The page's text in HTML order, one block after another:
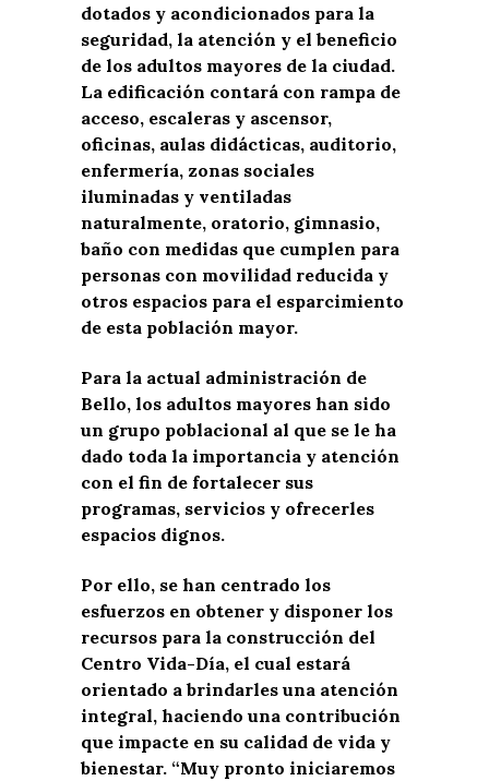
dotados y acondicionados para la
seguridad, la atención y el beneficio
de los adultos mayores de la ciudad.
La edificación contará con rampa de
acceso, escaleras y ascensor,
oficinas, aulas didácticas, auditorio,
enfermería, zonas sociales
iluminadas y ventiladas
naturalmente, oratorio, gimnasio,
baño con medidas que cumplen para
personas con movilidad reducida y
otros espacios para el esparcimiento
de esta población mayor.
Para la actual administración de
Bello, los adultos mayores han sido
un grupo poblacional al que se le ha
dado toda la importancia y atención
con el fin de fortalecer sus
programas, servicios y ofrecerles
espacios dignos.
Por ello, se han centrado los
esfuerzos en obtener y disponer los
recursos para la construcción del
Centro Vida-Día, el cual estará
orientado a brindarles una atención
integral, haciendo una contribución
que impacte en su calidad de vida y
bienestar. “Muy pronto iniciaremos